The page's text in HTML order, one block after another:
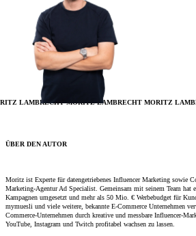
LAMBRECHT MORITZ LAMBRECHT MORITZ
ÜBER DEN AUTOR
Moritz ist Experte für datengetriebenes Influencer Marketing sowie
Marketing-Agentur Ad Specialist. Gemeinsam mit seinem Team hat
Kampagnen umgesetzt und mehr als 50 Mio. € Werbebudget für
mymuesli und viele weitere, bekannte E-Commerce Unternehmen
Commerce-Unternehmen durch kreative und messbare Influencer-
YouTube, Instagram und Twitch profitabel wachsen zu lassen.